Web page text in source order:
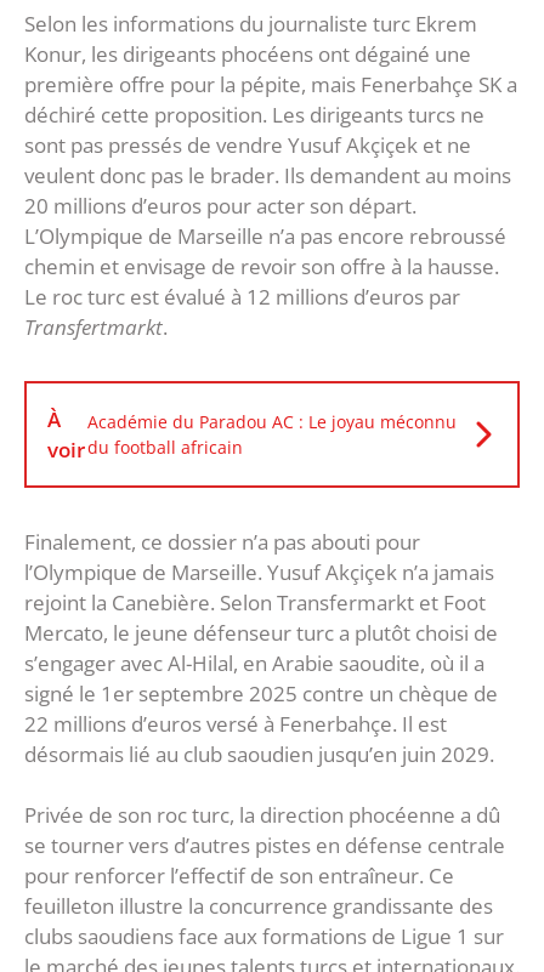
Selon les informations du journaliste turc Ekrem
Konur, les dirigeants phocéens ont dégainé une
première offre pour la pépite, mais Fenerbahçe SK a
déchiré cette proposition. Les dirigeants turcs ne
sont pas pressés de vendre Yusuf Akçiçek et ne
veulent donc pas le brader. Ils demandent au moins
20 millions d’euros pour acter son départ.
L’Olympique de Marseille n’a pas encore rebroussé
chemin et envisage de revoir son offre à la hausse.
Le roc turc est évalué à 12 millions d’euros par
Transfertmarkt.
À
voir
Académie du Paradou AC : Le joyau méconnu
du football africain
Finalement, ce dossier n’a pas abouti pour
l’Olympique de Marseille. Yusuf Akçiçek n’a jamais
rejoint la Canebière. Selon Transfermarkt et Foot
Mercato, le jeune défenseur turc a plutôt choisi de
s’engager avec Al-Hilal, en Arabie saoudite, où il a
signé le 1er septembre 2025 contre un chèque de
22 millions d’euros versé à Fenerbahçe. Il est
désormais lié au club saoudien jusqu’en juin 2029.
Privée de son roc turc, la direction phocéenne a dû
se tourner vers d’autres pistes en défense centrale
pour renforcer l’effectif de son entraîneur. Ce
feuilleton illustre la concurrence grandissante des
clubs saoudiens face aux formations de Ligue 1 sur